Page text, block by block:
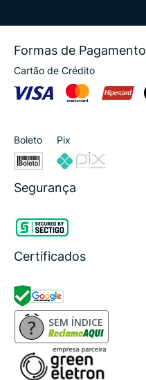
Formas de Pagamento
Cartão de Crédito
Boleto Pix
Segurança
Certificados
SEM ÍNDICE